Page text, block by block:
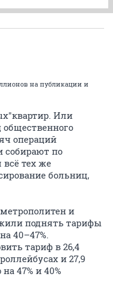
на публикации и
Или
общественного
операций
по
тех же
больниц,
и
поднять тарифы
40–47%.
тариф в 26,4
и 27,9
47% и 40%